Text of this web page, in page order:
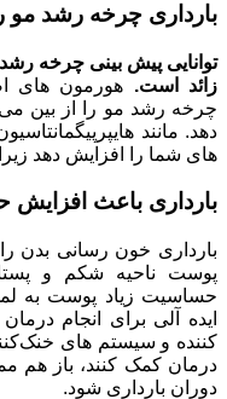
بارداری چرخه رشد مو
توانایی پیش بینی چرخه
زائد است. هورمون های
چرخه رشد مو را از بین
دهد. مانند
های شما را افزایش دهد
بارداری باعث
بارداری خون رسانی بدن
پوست ناحیه شکم و
حساسیت زیاد پوست به
ایده آلی برای انجام
کننده و سیستم های
درمان کمک کنند، باز هم
دوران بارداری شود.